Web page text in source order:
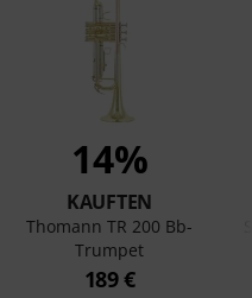
14%
KAUFTEN
Thomann TR 200 Bb-
Trumpet
189 €